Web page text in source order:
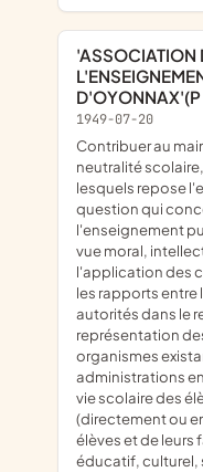
'ASSOCIATION DES PARENTS D'ELEVES DE
D'OYONNAX'(P
1949-07-20
contribuer au maintien des principes laïques de
neutralité
lesquels repose
question qui
l'enseignement
vue moral,
l'application des
les rapports entre
autorités dans le
représentation
organismes
administrations
vie scolaire des
(directement ou
élèves et de leurs
éducatif, culturel,